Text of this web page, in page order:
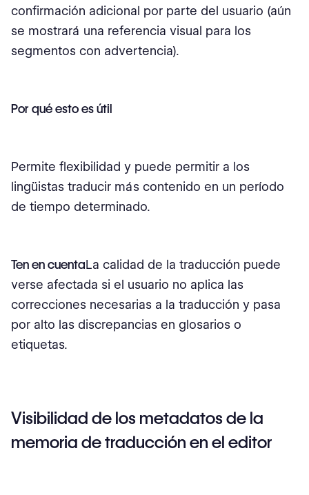
confirmación adicional por parte del usuario (aún
se mostrará una referencia visual para los
segmentos con advertencia).
Por qué esto es útil
Permite flexibilidad y puede permitir a los
lingüistas traducir más contenido en un período
de tiempo determinado.
Ten en cuentaLa calidad de la traducción puede
verse afectada si el usuario no aplica las
correcciones necesarias a la traducción y pasa
por alto las discrepancias en glosarios o
etiquetas.
Visibilidad de los metadatos de la
memoria de traducción en el editor